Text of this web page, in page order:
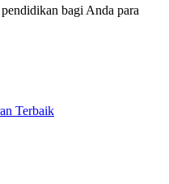
bagi Anda para